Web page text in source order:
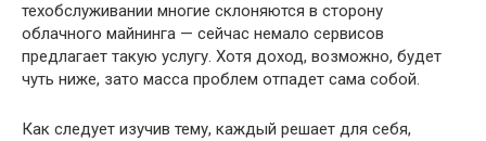
техобслуживании многие склоняются в сторону
облачного майнинга — сейчас немало сервисов
предлагает такую услугу. Хотя доход, возможно, будет
чуть ниже, зато масса проблем отпадет сама собой.
Как следует изучив тему, каждый решает для себя,